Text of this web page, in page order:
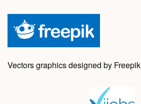
Vectors graphics designed by Freepik